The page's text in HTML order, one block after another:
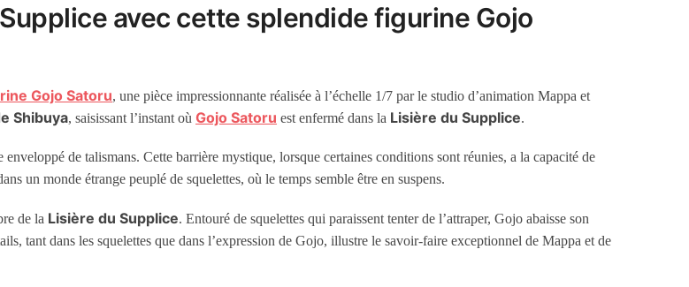
avec cette splendide figurine Gojo
Gojo Satoru, une pièce impressionnante réalisée à l’échelle 1/7 par le studio d’animation Mappa et
Shibuya, saisissant l’instant oùGojo Satoru est enfermé dans la Lisière du Supplice.
de talismans. Cette barrière mystique, lorsque certaines conditions sont réunies, a la capacité de
un monde étrange peuplé de squelettes, où le temps semble être en suspens.
de la Lisière du Supplice. Entouré de squelettes qui paraissent tenter de l’attraper, Gojo abaisse son
tant dans les squelettes que dans l’expression de Gojo, illustre le savoir-faire exceptionnel de Mappa et de